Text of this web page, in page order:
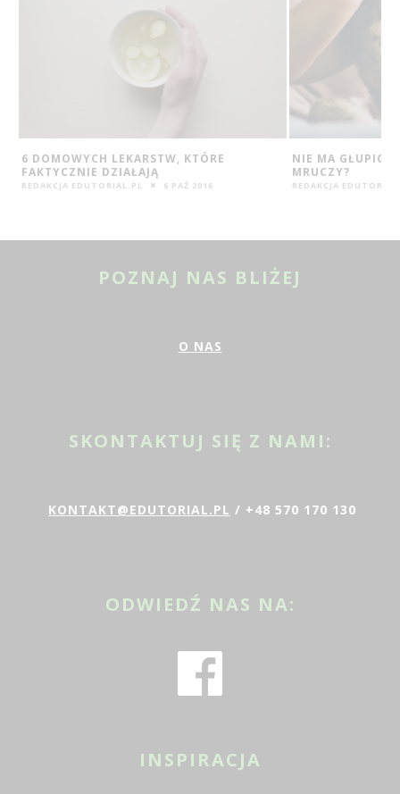
6 DOMOWYCH LEKARSTW, KTÓRE
FAKTYCZNIE DZIAŁAJĄ
REDAKCJA EDUTORIAL.PL 6 PAŹ 2016
NIE MA GŁUPICH
MRUCZY?
REDAKCJA
POZNAJ NAS BLIŻEJ
O NAS
SKONTAKTUJ SIĘ Z NAMI:
KONTAKT@EDUTORIAL.PL / +48 570 170 130
ODWIEDŹ NAS NA:
INSPIRACJA